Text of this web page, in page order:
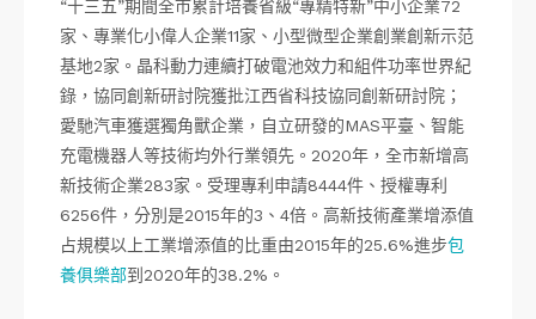
“十三五”期間全市累計培養省級“專精特新”中小企業72
家、專業化小偉人企業11家、小型微型企業創業創新示范
基地2家。晶科動力連續打破電池效力和組件功率世界紀
錄，協同創新研討院獲批江西省科技協同創新研討院；
愛馳汽車獲選獨角獸企業，自立研發的MAS平臺、智能
充電機器人等技術均外行業領先。2020年，全市新增高
新技術企業283家。受理專利申請8444件、授權專利
6256件，分別是2015年的3、4倍。高新技術產業增添值
占規模以上工業增添值的比重由2015年的25.6%進步包
養俱樂部到2020年的38.2%。